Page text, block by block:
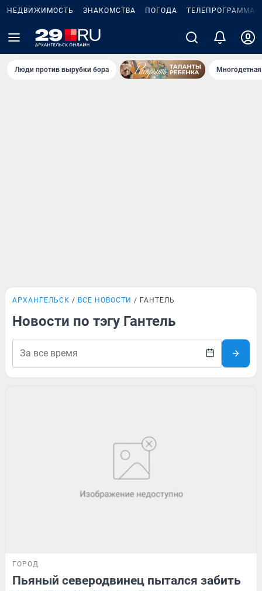
НЕДВИЖИМОСТЬ ЗНАКОМСТВА ПОГОДА ТЕЛЕПРОГРАММА
Люди против вырубки бора
АРХАНГЕЛЬСК ВСЕ НОВОСТИ ГАНТЕЛЬ
Новости по тэгу Гантель
ГОРОД
Пьяный северодвинец пытался забить